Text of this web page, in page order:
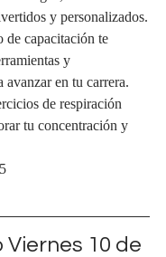
y personalizados.
capacitación te
y
en tu carrera.
de respiración
tu concentración y
5
Viernes 10 de